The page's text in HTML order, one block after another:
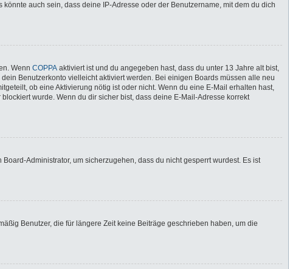
auch sein, dass deine IP-Adresse oder der Benutzername, mit dem du dich
Wenn COPPA aktiviert ist und du angegeben hast, dass du unter 13 Jahre alt bist,
Benutzerkonto vielleicht aktiviert werden. Bei einigen Boards müssen alle neu
ob eine Aktivierung nötig ist oder nicht. Wenn du eine E-Mail erhalten hast,
wurde. Wenn du dir sicher bist, dass deine E-Mail-Adresse korrekt
Administrator, um sicherzugehen, dass du nicht gesperrt wurdest. Es ist
Benutzer, die für längere Zeit keine Beiträge geschrieben haben, um die